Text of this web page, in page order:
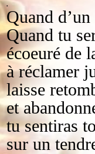
.
Quand
Quand tu
écoeuré de
à réclamer
laisse
et
tu sentiras
sur un